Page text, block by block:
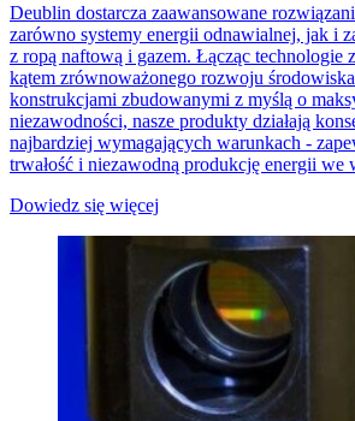
Deublin dostarcza zaawansowane
zarówno systemy energii odnawialnej, jak i
z ropą naftową i gazem. Łącząc technologie
kątem zrównoważonego rozwoju
konstrukcjami zbudowanymi z myślą o
niezawodności, nasze produkty działają
najbardziej wymagających warunkach -
trwałość i niezawodną produkcję energii we
Dowiedz się więcej